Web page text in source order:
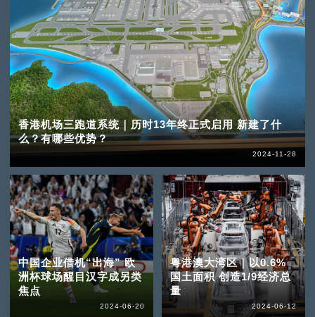
香港机场三跑道系统｜历时13年终正式启用 新建了什
么？有哪些优势？
2024-11-28
中国企业借机“出海” 欧
洲杯球场醒目汉字成另类
焦点
2024-06-20
粤港澳大湾区｜以0.6%
国土面积 创造1/9经济总
量
2024-06-12